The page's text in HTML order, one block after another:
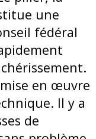
une
fédéral
en œuvre
Il y a
de